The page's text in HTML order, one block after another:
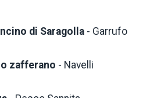
di Saragolla - Garrufo
zafferano - Navelli